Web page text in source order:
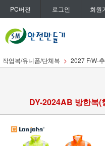
PC버전 로그인 회원
작업복/유니폼/단체복 2027 F/W-
DY-2024AB 방한복(